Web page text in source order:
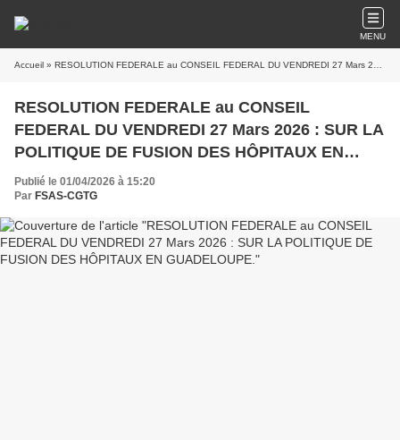
MENU
Accueil » RESOLUTION FEDERALE au CONSEIL FEDERAL DU VENDREDI 27 Mars 2026 : SUR LA POLITIQUE DE FUSION DES HÔPITAUX EN GUADELOUPE.
RESOLUTION FEDERALE au CONSEIL
FEDERAL DU VENDREDI 27 Mars 2026 : SUR LA
POLITIQUE DE FUSION DES HÔPITAUX EN
GUADELOUPE.
Publié le 01/04/2026 à 15:20
Par FSAS-CGTG